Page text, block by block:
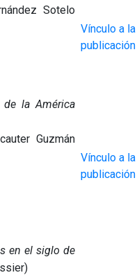
Sotelo
Vínculo a la
publicación
la América
Guzmán
Vínculo a la
publicación
en el siglo de